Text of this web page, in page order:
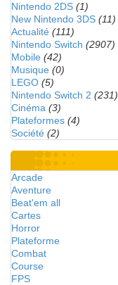
Nintendo 2DS (1)
New Nintendo 3DS (11)
Actualité (111)
Nintendo Switch (2907)
Mobile (42)
Musique (0)
LEGO (5)
Nintendo Switch 2 (231)
Cinéma (3)
Plateformes (4)
Société (2)
Arcade
Aventure
Beat'em all
Cartes
Horror
Plateforme
Combat
Course
FPS